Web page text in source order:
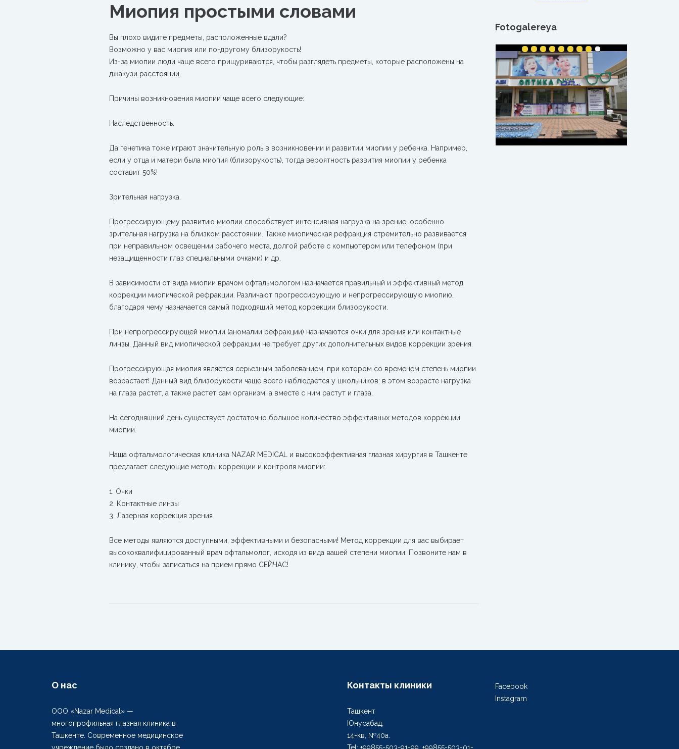
Миопия простыми словами
Вы плохо видите предметы, расположенные вдали?
Возможно у вас миопия или по-другому близорукость!
Из-за миопии люди чаще всего прищуриваются, чтобы разглядеть предметы, которые расположены на
джакузи расстоянии.
Причины возникновения миопии чаще всего следующие:
Наследственность.
Да генетика тоже играют значительную роль в возникновении и развитии миопии у ребенка. Например,
если у отца и матери была миопия (близорукость), тогда вероятность развития миопии у ребенка
составит 50%!
Зрительная нагрузка.
Прогрессирующему развитию миопии способствует интенсивная нагрузка на зрение, особенно
зрительная нагрузка на близком расстоянии. Также миопическая рефракция стремительно развивается
при неправильном освещении рабочего места, долгой работе с компьютером или телефоном (при
незащищенности глаз специальными очками) и др.
В зависимости от вида миопии врачом офтальмологом назначается правильный и эффективный метод
коррекции миопической рефракции. Различают прогрессирующую и непрогрессирующую миопию,
благодаря чему назначается самый подходящий метод коррекции близорукости.
При непрогрессирующей миопии (аномалии рефракции) назначаются очки для зрения или контактные
линзы. Данный вид миопической рефракции не требует других дополнительных видов коррекции зрения.
Прогрессирующая миопия является серьезным заболеванием, при котором со временем степень миопии
возрастает! Данный вид близорукости чаще всего наблюдается у школьников: в этом возрасте нагрузка
на глаза растет, а также растет сам организм, а вместе с ним растут и глаза.
На сегодняшний день существует достаточно большое количество эффективных методов коррекции
миопии.
Наша офтальмологическая клиника NAZAR MEDICAL и высокоэффективная глазная хирургия в Ташкенте
предлагает следующие методы коррекции и контроля миопии:
1. Очки
2. Контактные линзы
3. Лазерная коррекция зрения
Все методы являются доступными, эффективными и безопасными! Метод коррекции для вас выбирает
высококвалифицированный врач офтальмолог, исходя из вида вашей степени миопии. Позвоните нам в
клинику, чтобы записаться на прием прямо СЕЙЧАС!
Fotogalereya
О нас
ООО «Nazar Medical» —
многопрофильная глазная клиника в
Ташкенте. Современное медицинское
Контакты клиники
Ташкент
Юнусабад,
14-кв, №40а.
Facebook
Instagram